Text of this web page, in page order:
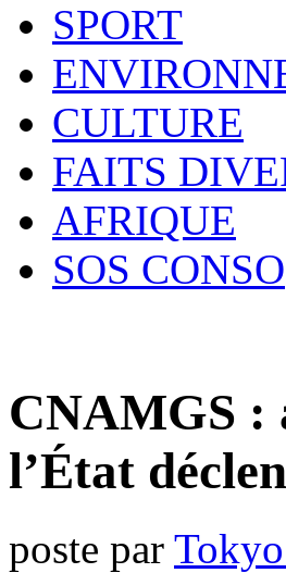
SPORT
CULTURE
FAITS
AFRIQUE
SOS CONSO
CNAMGS :
l’État
poste par